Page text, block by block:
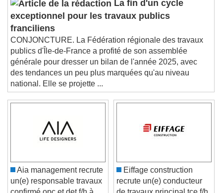
Picture-in-Picture
Fullscreen
This is a modal window.
Beginning of dialog window. Escape will cancel
and close the window.
Text
Color Opacity
Text Background
Color
Caption Area Background
Font Size
La fin d'un cycle
exceptionnel pour les travaux publics
franciliens
CONJONCTURE. La Fédération régionale des travaux
publics d'Île-de-France a profité de son assemblée
générale pour dresser un bilan de l'année 2025, avec
des tendances un peu plus marquées qu'au niveau
national. Elle se projette ...
Aia management recrute
un(e) responsable travaux
Eiffage construction
recrute un(e) conducteur